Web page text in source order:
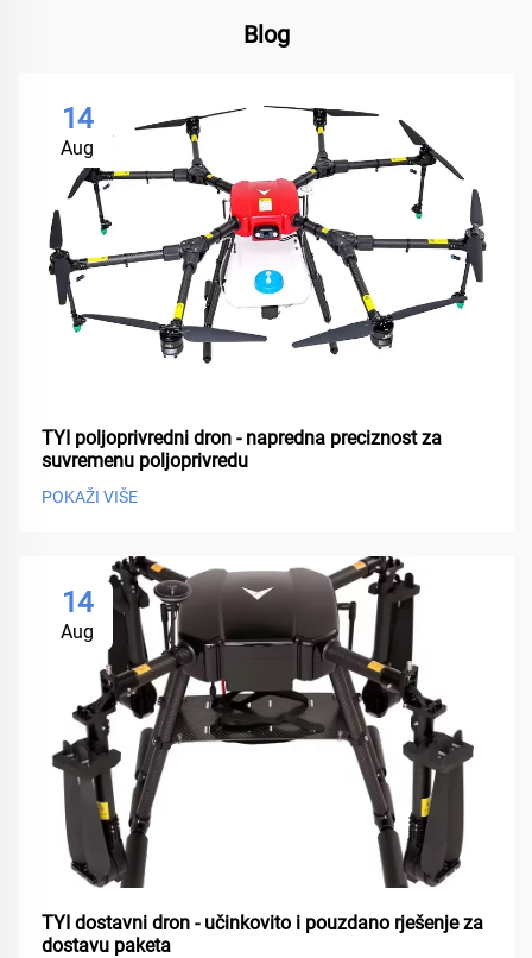
Blog
14
Aug
TYI poljoprivredni dron - napredna preciznost za
suvremenu poljoprivredu
POKAŽI VIŠE
14
Aug
TYI dostavni dron - učinkovito i pouzdano rješenje za
dostavu paketa